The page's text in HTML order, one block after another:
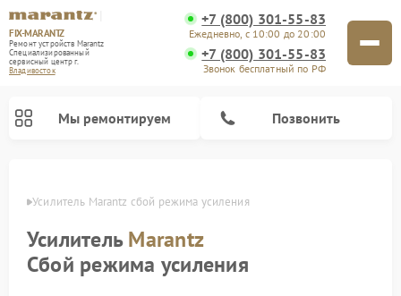
FIX-MARANTZ
Ремонт устройств Marantz
Специализированный
cервисный центр г.
Владивосток
+7 (800) 301-55-83
Ежедневно, с 10:00 до 20:00
+7 (800) 301-55-83
Звонок бесплатный по РФ
Мы ремонтируем Позвонить
Усилитель Marantz сбой режима усиления
УсилительMarantz
Сбой режима усиления